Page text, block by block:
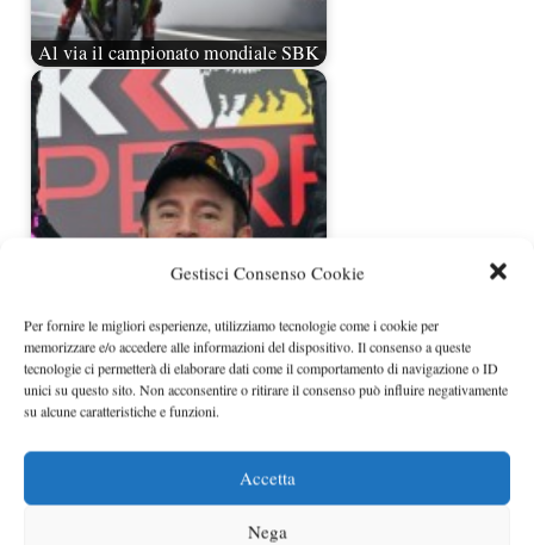
Gestisci Consenso Cookie
Per fornire le migliori esperienze, utilizziamo tecnologie come i cookie per
memorizzare e/o accedere alle informazioni del dispositivo. Il consenso a queste
tecnologie ci permetterà di elaborare dati come il comportamento di navigazione o ID
unici su questo sito. Non acconsentire o ritirare il consenso può influire negativamente
su alcune caratteristiche e funzioni.
Accetta
Nega
Al via il campionato mondiale SBK
Biaggi 3° in Malesia, a 44 anni il suo
podio è storico